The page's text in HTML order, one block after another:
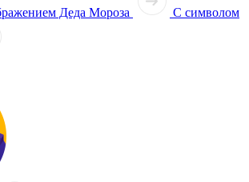
Деда Мороза С символом